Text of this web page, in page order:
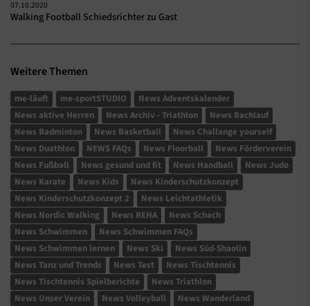
07.10.2020
Walking Football Schiedsrichter zu Gast
Weitere Themen
me-läuft me-sportSTUDIO
News Adventskalender
News aktive Herren
News Archiv - Triathlon
News Bachlauf
News Badminton
News Basketball
News Challange yourself
News Duathlon
NEWS FAQs News Floorball
News Förderverein
News Fußball
News gesund und fit News Handball
News Judo
News Karate
News Kids
News Kinderschutzkonzept
News Kinderschutzkonzept 2
News Leichtathletik
News Nordic Walking
News REHA
News Schach
News Schwimmen
News Schwimmen FAQs
News Schwimmen lernen
News Ski
News Süd-Shaolin
News Tanz und Trends
News Test
News Tischtennis
News Tischtennis Spielberichte
News Triathlon
News Unser Verein
News Volleyball News Wanderland